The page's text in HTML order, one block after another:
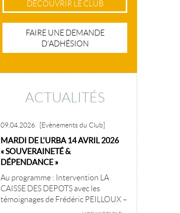
DÉCOUVRIR LE CLUB
FAIRE UNE DEMANDE
D'ADHÉSION
ACTUALITÉS
09.04.2026 [Evènements du Club]
MARDI DE L'URBA 14 AVRIL 2026
« SOUVERAINETÉ &
DÉPENDANCE »
Au programme : Intervention LA
CAISSE DES DEPOTS avec les
témoignages de Frédéric PEILLOUX –